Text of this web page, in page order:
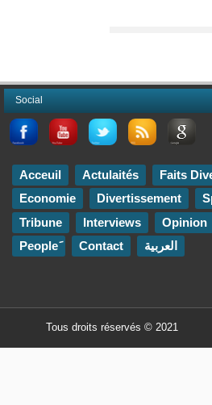
Social
Acceuil Actulaités
Faits
Economie
Divertissement
Tribune
Interviews Opinion
Contact العربية
Tous droits réservés © 2021